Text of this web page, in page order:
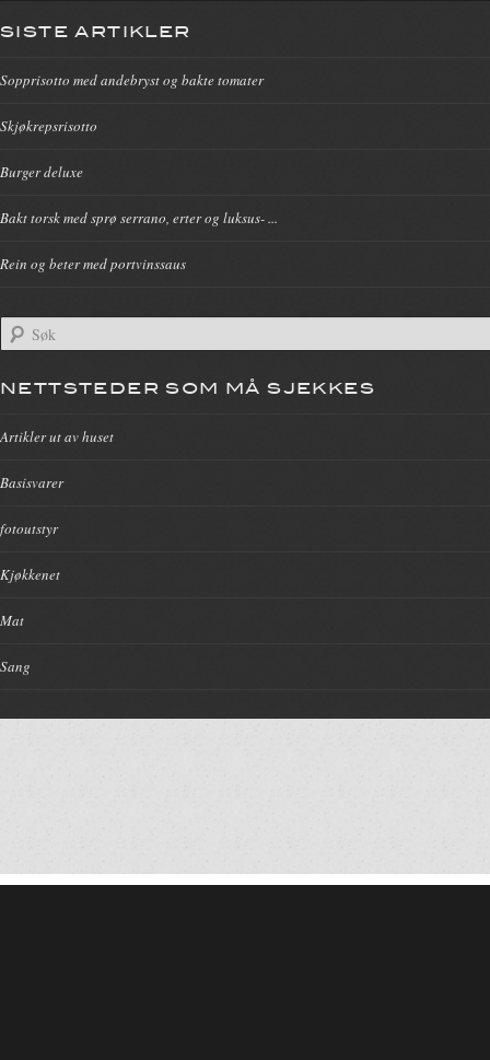
SISTE ARTIKLER
Sopprisotto med andebryst og bakte tomater
Skjøkrepsrisotto
Burger deluxe
Bakt torsk med sprø serrano, erter og luksus- ...
Rein og beter med portvinssaus
NETTSTEDER SOM MÅ SJEKKES
Artikler ut av huset
Basisvarer
fotoutstyr
Kjøkkenet
Mat
Sang